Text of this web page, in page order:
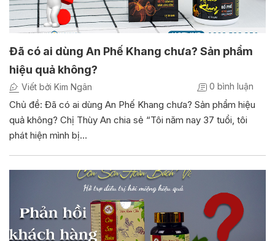
Đã có ai dùng An Phế Khang chưa? Sản phẩm
hiệu quả không?
Viết bởi Kim Ngân 0 bình luận
Chủ đề: Đã có ai dùng An Phế Khang chưa? Sản phẩm hiệu
quả không? Chị Thùy An chia sẻ “Tôi năm nay 37 tuổi, tôi
phát hiện mình bị…